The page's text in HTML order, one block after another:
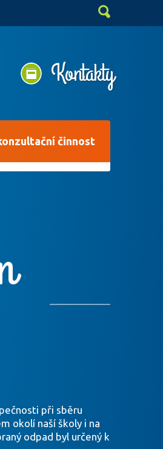
Kontakty
činnost
při sběru
okolí naší školy i na
odpad byl určený k